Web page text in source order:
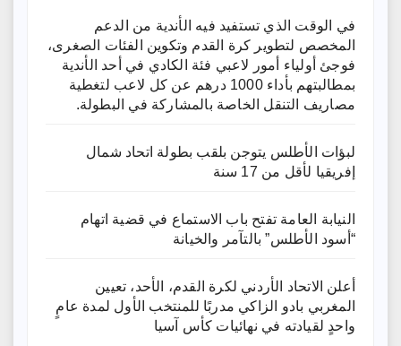
في الوقت الذي تستفيد فيه الأندية من الدعم
المخصص لتطوير كرة القدم وتكوين الفئات الصغرى،
فوجئ أولياء أمور لاعبي فئة الكادي في أحد الأندية
بمطالبتهم بأداء 1000 درهم عن كل لاعب لتغطية
مصاريف التنقل الخاصة بالمشاركة في البطولة.
لبؤات الأطلس يتوجن بلقب بطولة اتحاد شمال
إفريقيا لأقل من 17 سنة
النيابة العامة تفتح باب الاستماع في قضية اتهام
“أسود الأطلس” بالتآمر والخيانة
أعلن الاتحاد الأردني لكرة القدم، الأحد، تعيين
المغربي بادو الزاكي مدربًا للمنتخب الأول لمدة عامٍ
واحدٍ لقيادته ​في نهائيات كأس آسيا